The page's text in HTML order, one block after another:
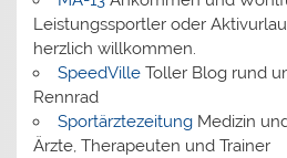
Leistungssportler oder
herzlich willkommen.
SpeedVilleToller Blog rund
Rennrad
SportärztezeitungMedizin
Ärzte, Therapeuten und Trainer